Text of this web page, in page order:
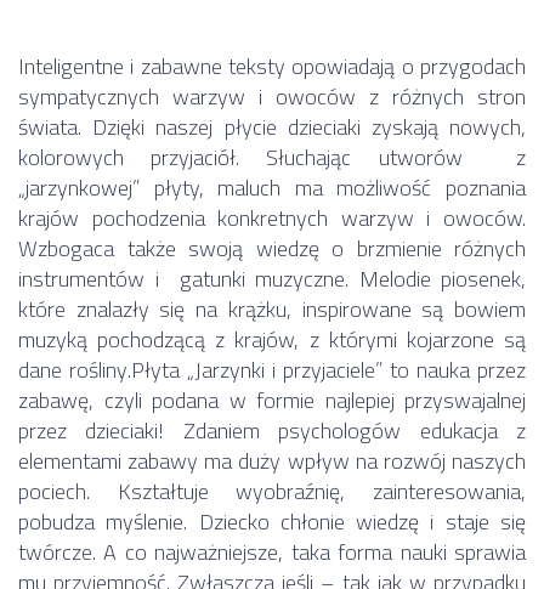
Inteligentne i zabawne teksty opowiadają o przygodach
sympatycznych warzyw i owoców z różnych stron
świata. Dzięki naszej płycie dzieciaki zyskają nowych,
kolorowych przyjaciół. Słuchając utworów z
„jarzynkowej” płyty, maluch ma możliwość poznania
krajów pochodzenia konkretnych warzyw i owoców.
Wzbogaca także swoją wiedzę o brzmienie różnych
instrumentów i gatunki muzyczne. Melodie piosenek,
które znalazły się na krążku, inspirowane są bowiem
muzyką pochodzącą z krajów, z którymi kojarzone są
dane rośliny.Płyta „Jarzynki i przyjaciele” to nauka przez
zabawę, czyli podana w formie najlepiej przyswajalnej
przez dzieciaki! Zdaniem psychologów edukacja z
elementami zabawy ma duży wpływ na rozwój naszych
pociech. Kształtuje wyobraźnię, zainteresowania,
pobudza myślenie. Dziecko chłonie wiedzę i staje się
twórcze. A co najważniejsze, taka forma nauki sprawia